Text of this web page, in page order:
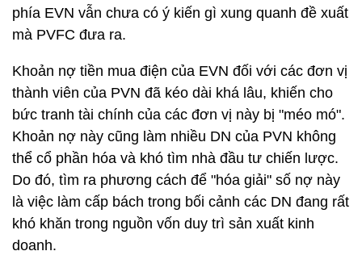
phía EVN vẫn chưa có ý kiến gì xung quanh đề xuất
mà PVFC đưa ra.
Khoản nợ tiền mua điện của EVN đối với các đơn vị
thành viên của PVN đã kéo dài khá lâu, khiến cho
bức tranh tài chính của các đơn vị này bị "méo mó".
Khoản nợ này cũng làm nhiều DN của PVN không
thể cổ phần hóa và khó tìm nhà đầu tư chiến lược.
Do đó, tìm ra phương cách để "hóa giải" số nợ này
là việc làm cấp bách trong bối cảnh các DN đang rất
khó khăn trong nguồn vốn duy trì sản xuất kinh
doanh.